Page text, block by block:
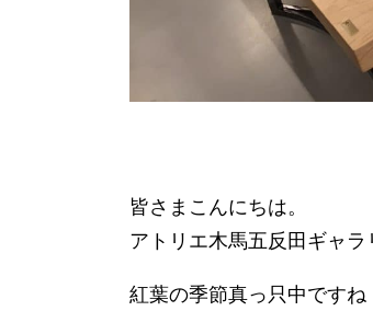
皆さまこんにちは。
アトリエ木馬五反田ギャラ
紅葉の季節真っ只中ですね